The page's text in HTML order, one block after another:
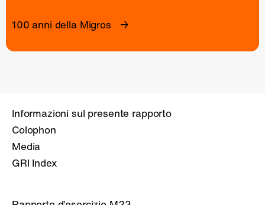
100 anni della Migros
Informazioni sul presente rapporto
Colophon
Media
GRI Index